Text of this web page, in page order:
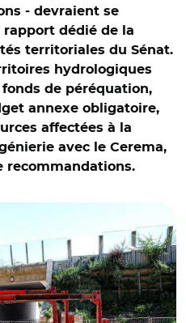
- devraient se
dédié de la
territoriales du Sénat.
hydrologiques
de péréquation,
annexe obligatoire,
affectées à la
avec le Cerema,
recommandations.
d'un cadre
protection de plusieurs